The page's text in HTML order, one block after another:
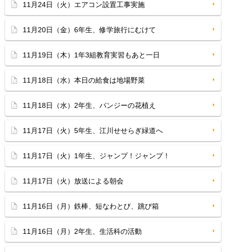
11月24日（火）エアコン設置工事実施
11月20日（金）6年生、修学旅行にむけて
11月19日（木）1年3組教育実習もあと一日
11月18日（水）本日の給食は地場野菜
11月18日（水）2年生、パンジーの花植え
11月17日（火）5年生、江川せせらぎ緑道へ
11月17日（火）1年生、ジャンプ！ジャンプ！
11月17日（火）放送による朝会
11月16日（月）鉄棒、短なわとび、跳び箱
11月16日（月）2年生、生活科の活動